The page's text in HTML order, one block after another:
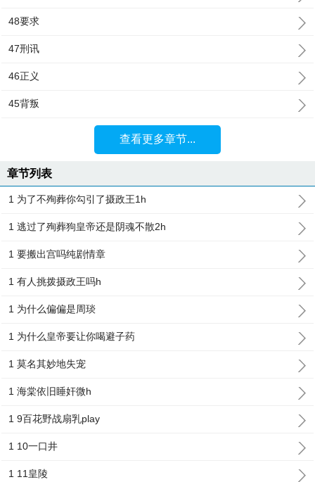
48要求
47刑讯
46正义
45背叛
查看更多章节...
章节列表
1 为了不殉葬你勾引了摄政王1h
1 逃过了殉葬狗皇帝还是阴魂不散2h
1 要搬出宫吗纯剧情章
1 有人挑拨摄政王吗h
1 为什么偏偏是周琰
1 为什么皇帝要让你喝避子药
1 莫名其妙地失宠
1 海棠依旧睡奸微h
1 9百花野战扇乳play
1 10一口井
1 11皇陵